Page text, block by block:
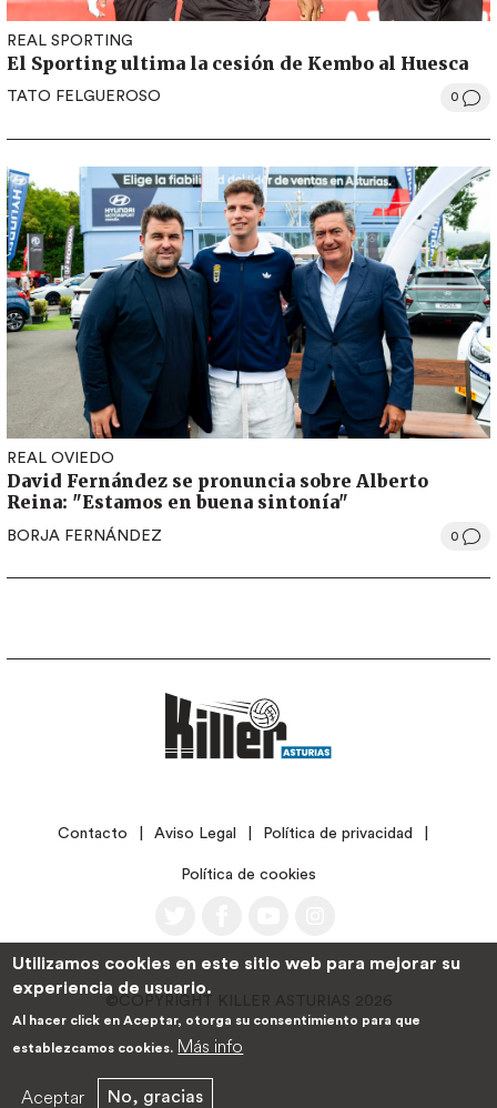
REAL SPORTING
El Sporting ultima la cesión de Kembo al Huesca
TATO FELGUEROSO 0
REAL OVIEDO
David Fernández se pronuncia sobre Alberto
Reina: "Estamos en buena sintonía"
BORJA FERNÁNDEZ 0
LEGALContacto Aviso Legal Política de privacidad
Política de cookies
Utilizamos cookies en este sitio web para mejorar su
experiencia de usuario.
Al hacer click en Aceptar, otorga su consentimiento para que
establezcamos cookies. Más info
Aceptar No, gracias